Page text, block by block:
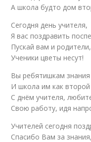
А школа будто дом
Сегодня день учителя,
Я вас поздравить
Пускай вам и родители,
Ученики цветы несут!
Вы ребятишкам знания
И школа им как
С днём учителя,
Свою работу, идя
Учителей сегодня
Спасибо Вам за